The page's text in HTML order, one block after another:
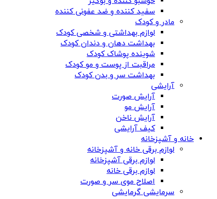
سفید کننده و ضد عفونی کننده
مادر و کودک
لوازم بهداشتی و شخصی کودک
بهداشت دهان و دندان کودک
شوینده پوشاک کودک
مراقبت از پوست و مو کودک
بهداشت سر و بدن کودک
آرایشی
آرایش صورت
آرایش مو
آرایش ناخن
کیف آرایشی
خانه و آشپزخانه
لوازم برقی خانه و آشپزخانه
لوازم برقی آشپزخانه
لوازم برقی خانه
اصلاح موی سر و صورت
سرمایشی گرمایشی